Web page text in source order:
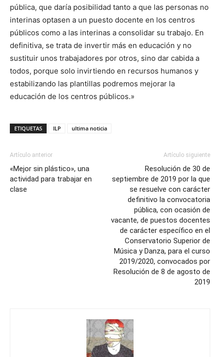
pública, que daría posibilidad tanto a que las personas no
interinas optasen a un puesto docente en los centros
públicos como a las interinas a consolidar su trabajo. En
definitiva, se trata de invertir más en educación y no
sustituir unos trabajadores por otros, sino dar cabida a
todos, porque solo invirtiendo en recursos humanos y
estabilizando las plantillas podremos mejorar la
educación de los centros públicos.»
ETIQUETAS ILP ultima noticia
Artículo anterior
«Mejor sin plástico», una
actividad para trabajar en
clase
Artículo siguiente
Resolución de 30 de
septiembre de 2019 por la que
se resuelve con carácter
definitivo la convocatoria
pública, con ocasión de
vacante, de puestos docentes
de carácter específico en el
Conservatorio Superior de
Música y Danza, para el curso
2019/2020, convocados por
Resolución de 8 de agosto de
2019